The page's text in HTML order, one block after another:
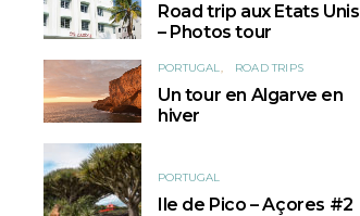
Road trip aux Etats Unis
– Photos tour
PORTUGAL ROAD TRIPS
Un tour en Algarve en
hiver
PORTUGAL
Ile de Pico – Açores #2